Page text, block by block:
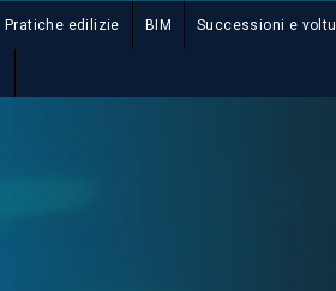
Pratiche edilizie BIM Successioni e